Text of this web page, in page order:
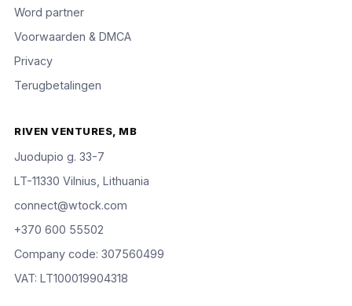
Word partner
Voorwaarden & DMCA
Privacy
Terugbetalingen
RIVEN VENTURES, MB
Juodupio g. 33-7
LT-11330 Vilnius, Lithuania
connect@wtock.com
+370 600 55502
Company code: 307560499
VAT: LT100019904318